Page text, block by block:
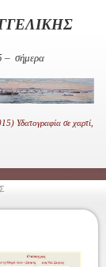
– σήμερα
Υδατογραφία σε χαρτί,